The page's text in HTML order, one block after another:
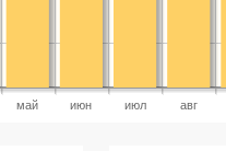
май июн июл авг